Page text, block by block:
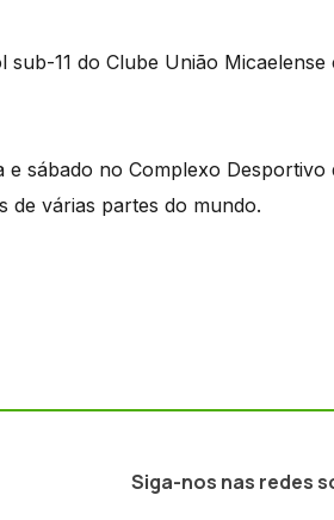
11 do Clube União
sábado no Complexo Desportivo
de várias partes do mundo.
Siga-nos nas redes